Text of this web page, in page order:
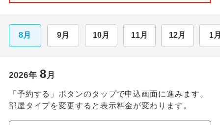
8月 9月 10月 11月 12月 1
2026年 8月
「予約する」ボタンのタップで申込画面に進みます。
部屋タイプを変更すると表示料金が変わります。